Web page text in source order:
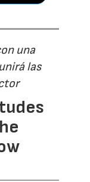
una
las